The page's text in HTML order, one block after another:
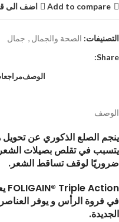
Add to compare
اضف الى
التصنيفات: الصحة والجمال , جمال
Share:
الوصف
الوصف
ضروريًا لوقف تساقط الشعر.
FOLIGAIN® Triple Action
في فروة الرأس و يوفر
الجديدة.